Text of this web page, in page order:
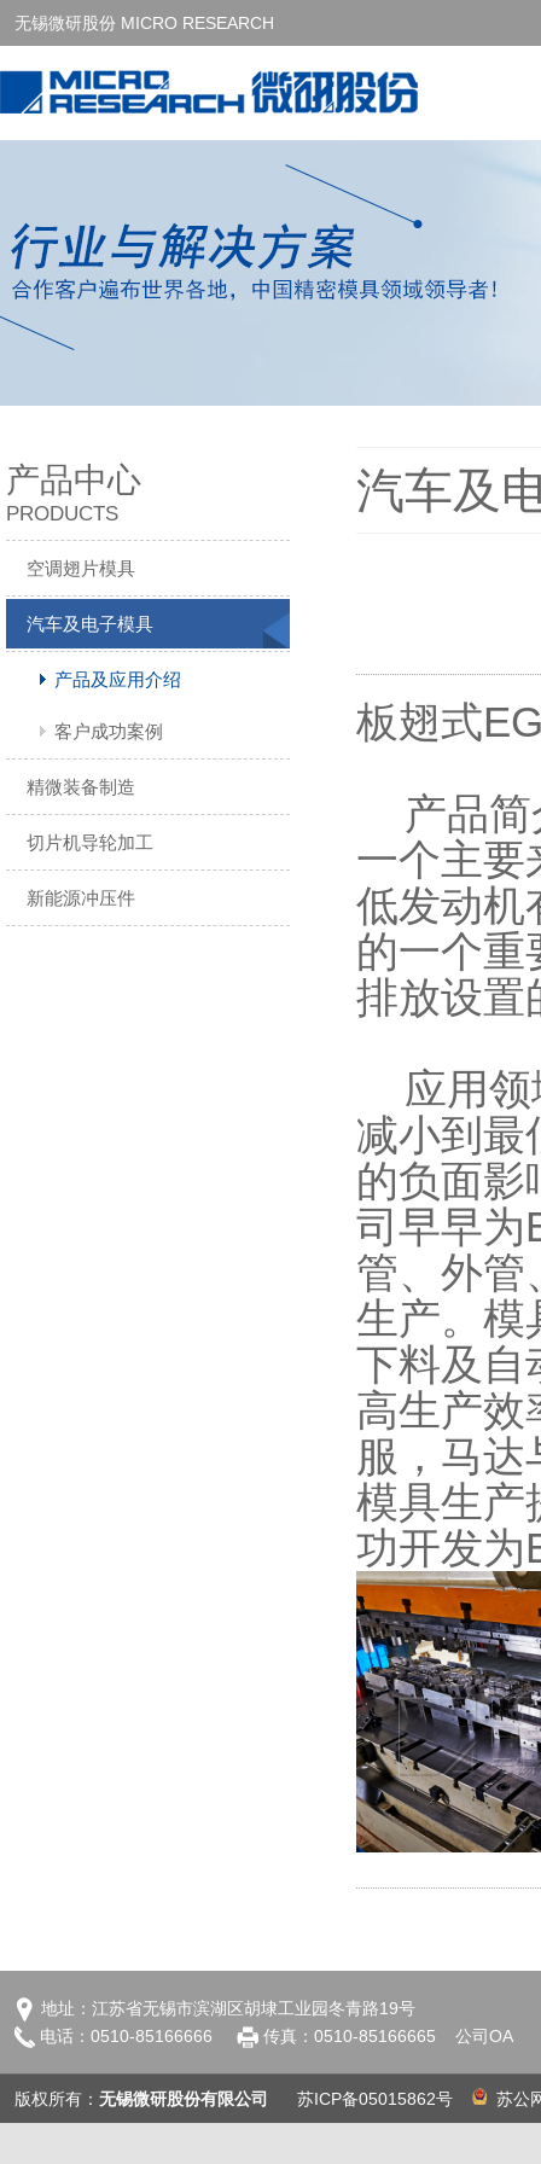
无锡微研股份 MICRO RESEARCH
产品中心
PRODUCTS
空调翅片模具
汽车及电子模具
产品及应用介绍
客户成功案例
精微装备制造
切片机导轮加工
新能源冲压件
汽车及
板翅式
产品简
一个主要
低发动机
的一个重
排放设置
应用领
减小到最
的负面影
司早早为
管、外管
生产。模
下料及自
高生产效
服，马
模具生产
功开发为
地址：江苏省无锡市滨湖区胡埭工业园冬青路19号
电话：0510-85166666
传真：0510-85166665 公司OA
版权所有： 无锡微研股份有限公司 苏ICP备05015862号 苏公